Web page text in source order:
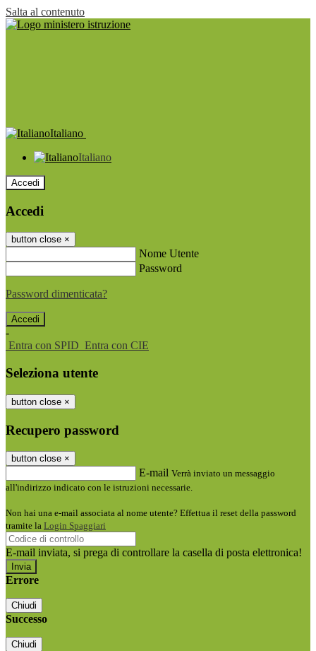
Salta al contenuto
Italiano
Italiano
Accedi
Accedi
button close ×
Nome Utente
Password
Password dimenticata?
-
Entra con SPID Entra con CIE
Seleziona utente
button close ×
Recupero password
button close ×
E-mail Verrà inviato un messaggio
all'indirizzo indicato con le istruzioni necessarie.
Non hai una e-mail associata al nome utente? Effettua il reset della password
tramite la Login Spaggiari
E-mail inviata, si prega di controllare la casella di posta elettronica!
Errore
Chiudi
Successo
Chiudi